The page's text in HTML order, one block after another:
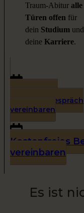
Traum-Abitur alle
Türen offen für
dein Studium und
deine Karriere.
Beratungsgespräch
vereinbaren
Kostenfreies
vereinbaren
Es ist